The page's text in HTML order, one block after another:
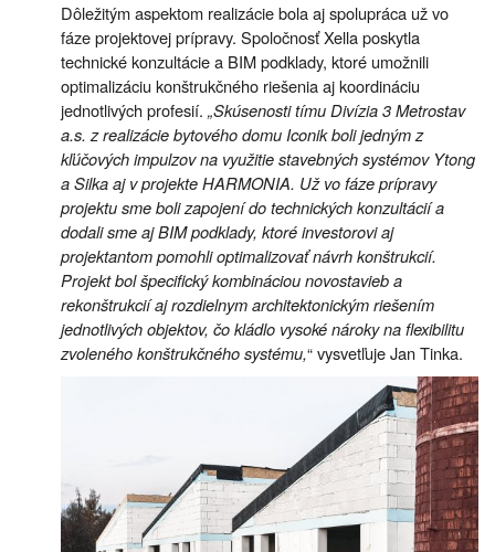
Dôležitým aspektom realizácie bola aj spolupráca už vo
fáze projektovej prípravy. Spoločnosť Xella poskytla
technické konzultácie a BIM podklady, ktoré umožnili
optimalizáciu konštrukčného riešenia aj koordináciu
jednotlivých profesií. „Skúsenosti tímu Divízia 3 Metrostav
a.s. z realizácie bytového domu Iconik boli jedným z
kľúčových impulzov na využitie stavebných systémov Ytong
a Silka aj v projekte HARMONIA. Už vo fáze prípravy
projektu sme boli zapojení do technických konzultácií a
dodali sme aj BIM podklady, ktoré investorovi aj
projektantom pomohli optimalizovať návrh konštrukcií.
Projekt bol špecifický kombináciou novostavieb a
rekonštrukcií aj rozdielnym architektonickým riešením
jednotlivých objektov, čo kládlo vysoké nároky na flexibilitu
zvoleného konštrukčného systému,“ vysvetľuje Jan Tinka.